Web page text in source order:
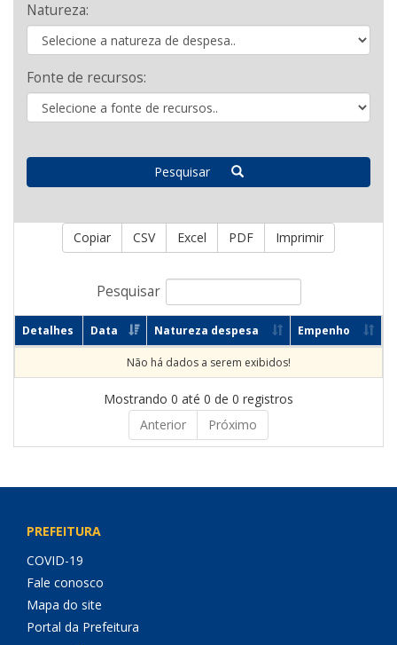
Natureza:
Fonte de recursos:
Pesquisar
Copiar CSV Excel PDF Imprimir
Pesquisar
Detalhes Data Natureza despesa Empenho
Não há dados a serem exibidos!
Mostrando 0 até 0 de 0 registros
Anterior
Próximo
PREFEITURA
COVID-19
Fale conosco
Mapa do site
Portal da Prefeitura